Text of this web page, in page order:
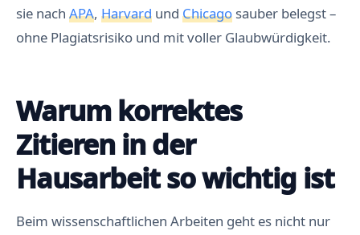
sie nach APA, Harvard und Chicago sauber belegst –
ohne Plagiatsrisiko und mit voller Glaubwürdigkeit.
Warum korrektes
Zitieren in der
Hausarbeit so wichtig ist
Beim wissenschaftlichen Arbeiten geht es nicht nur